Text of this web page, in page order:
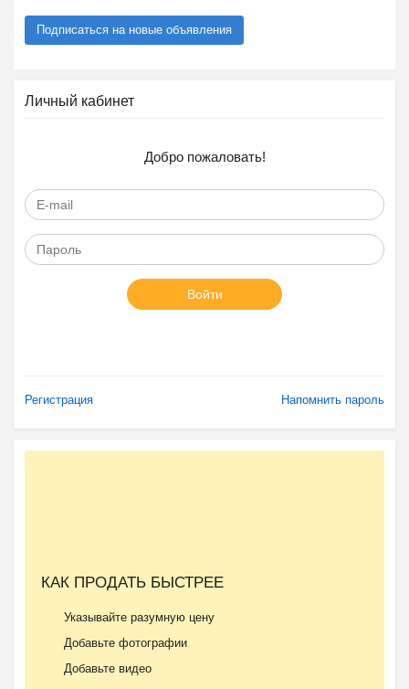
Подписаться на новые объявления
Личный кабинет
Добро пожаловать!
Войти
Регистрация Напомнить пароль
КАК ПРОДАТЬ БЫСТРЕЕ
Указывайте разумную цену
Добавьте фотографии
Добавьте видео